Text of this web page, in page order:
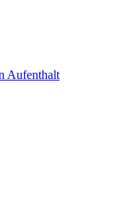
Aufenthalt